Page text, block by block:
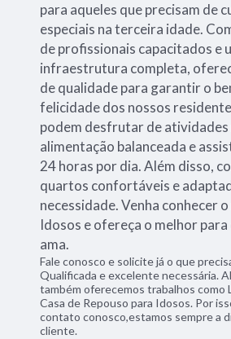
para aqueles que precisam de
especiais na terceira idade.
de profissionais capacitados e
infraestrutura completa,
de qualidade para garantir o
felicidade dos nossos
podem desfrutar de
alimentação balanceada e
24 horas por dia. Além disso,
quartos confortáveis e
necessidade. Venha conhecer
Idosos e ofereça o melhor
ama.
Fale conosco e solicite já o que
Qualificada e excelente necessária.
também oferecemos trabalhos como
Casa de Repouso para Idosos. Por
contato conosco,estamos sempre a
cliente.